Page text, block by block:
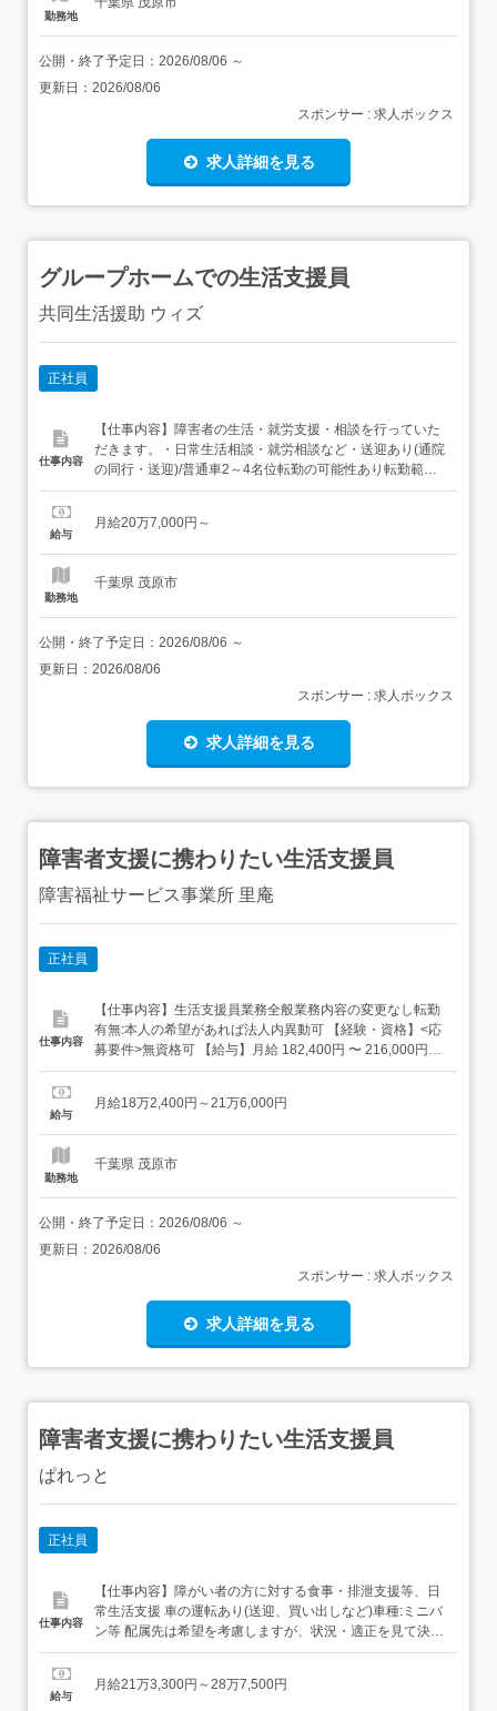
勤務地
公開・終了予定日： 2026/08/06 ～
更新日： 2026/08/06
スポンサー : 求人ボックス
求人詳細を見る
グループホームでの生活支援員
共同生活援助 ウィズ
正社員
仕事内容
【仕事内容】障害者の生活・就労支援・相談を行っていた
だきます。・日常生活相談・就労相談など・送迎あり(通院
の同行・送迎)/普通車2～4名位転勤の可能性あり転勤範囲
法人内事業所(茂原市・大網白里市) 【経験・資格】<応募要
方～64歳 定年を上限専修学校卒以上<歓迎要件>精神保健
給与
月給20万7,000円～
勤務地
千葉県 茂原市
公開・終了予定日： 2026/08/06 ～
更新日： 2026/08/06
スポンサー : 求人ボックス
求人詳細を見る
障害者支援に携わりたい生活支援員
障害福祉サービス事業所 里庵
正社員
仕事内容
【仕事内容】生活支援員業務全般業務内容の変更なし転勤
有無:本人の希望があれば法人内異動可 【経験・資格】<応
募要件>無資格可 【給与】月給 182,400円 〜 216,000円<
給与の備考>賞与あり 2.4ヶ月分(2024年度実績)固定残業代
短縮の可能性あり 【求人番号】965525 【勤務地】千葉県
給与
月給18万2,400円～21万6,000円
勤務地
千葉県 茂原市
公開・終了予定日： 2026/08/06 ～
更新日： 2026/08/06
スポンサー : 求人ボックス
求人詳細を見る
障害者支援に携わりたい生活支援員
ぱれっと
正社員
仕事内容
【仕事内容】障がい者の方に対する食事・排泄支援等、日
常生活支援 車の運転あり(送迎、買い出しなど)車種:ミニバ
ン等 配属先は希望を考慮しますが、状況・適正を見て決定
しますのでご希望に添えない場合がございます 【経験・資
験・年齢不問<歓迎要件>社会福祉士資格あれば尚可介護福
給与
月給21万3,300円～28万7,500円